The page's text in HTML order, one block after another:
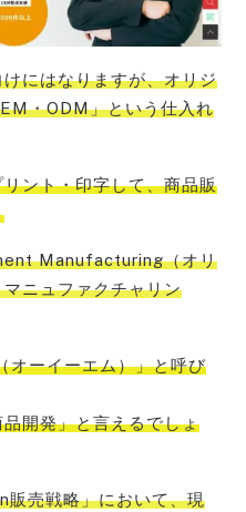
にはなりますが、オリジ
・ODM」という仕入れ
ント・印字して、商品販
Manufacturing（オリ
ニュファクチャリン
オーイーエム）」と呼び
品開発」と言えるでしょ
販売戦略」において、現